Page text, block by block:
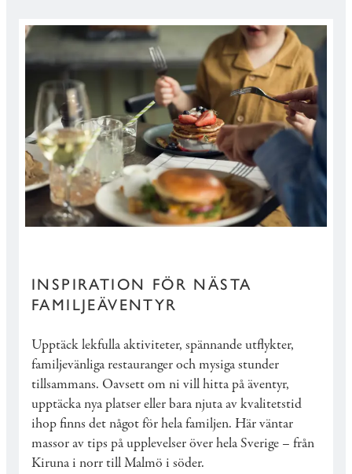
INSPIRATION FÖR NÄSTA
FAMILJEÄVENTYR
Upptäck lekfulla aktiviteter, spännande utflykter,
familjevänliga restauranger och mysiga stunder
tillsammans. Oavsett om ni vill hitta på äventyr,
upptäcka nya platser eller bara njuta av kvalitetstid
ihop finns det något för hela familjen. Här väntar
massor av tips på upplevelser över hela Sverige – från
Kiruna i norr till Malmö i söder.